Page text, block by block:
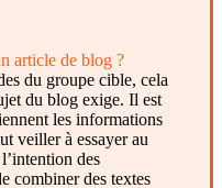
article de blog ?
du groupe cible, cela
du blog exige. Il est
les informations
veiller à essayer au
des
combiner des textes